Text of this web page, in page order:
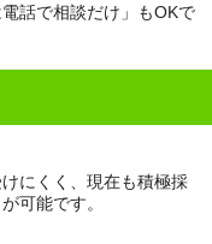
話で相談だけ」もOKで
にくく、現在も積極採
可能です。